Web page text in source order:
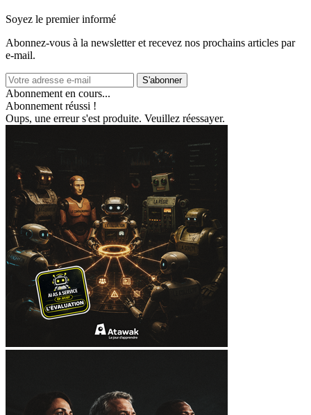
Soyez le premier informé
Abonnez‑vous à la newsletter et recevez nos prochains articles par
e‑mail.
S'abonner
Abonnement en cours...
Abonnement réussi !
Oups, une erreur s'est produite. Veuillez réessayer.